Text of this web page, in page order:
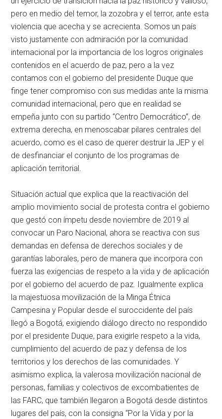
pero en medio del temor, la zozobra y el terror, ante esta
violencia que acecha y se acrecienta. Somos un país
visto justamente con admiración por la comunidad
internacional por la importancia de los logros originales
contenidos en el acuerdo de paz, pero a la vez
contamos con el gobierno del presidente Duque que
finge tener compromiso con sus medidas ante la misma
comunidad internacional, pero que en realidad se
empeña junto con su partido “Centro Democrático”, de
extrema derecha, en menoscabar pilares centrales del
acuerdo, como es el caso de querer destruir la JEP y el
de desfinanciar el conjunto de los programas de
aplicación territorial.
Situación actual que explica que la reactivación del
amplio movimiento social de protesta contra el gobierno
que gestó con ímpetu desde noviembre de 2019 al
convocar un Paro Nacional, ahora se reactiva con sus
demandas en defensa de derechos sociales y de
garantías laborales, pero de manera que incorpora con
fuerza las exigencias de respeto a la vida y de aplicación
por el gobierno del acuerdo de paz. Igualmente explica
la majestuosa movilización de la Minga Étnica
Campesina y Popular desde el suroccidente del país
llegó a Bogotá, exigiendo diálogo directo no respondido
por el presidente Duque, para exigirle respeto a la vida,
cumplimiento del acuerdo de paz y defensa de los
territorios y los derechos de las comunidades. Y
asimismo explica, la valerosa movilización nacional de
personas, familias y colectivos de excombatientes de
las FARC, que también llegaron a Bogotá desde distintos
lugares del país, con la consigna “Por la Vida y por la